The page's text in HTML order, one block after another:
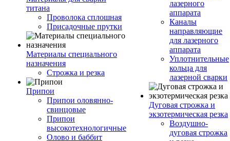
титана
Проволока сплошная
Присадочные прутки
Материалы специального
назначения
Строжка и резка
Припои
Припои оловянно-
свинцовые
Припои
высокотехнологичные
Олово и баббит
лазерного
аппарата
Каналы
направляющие
для лазерного
аппарата
Уплотнительные
кольца для
лазерной сварки
Дуговая строжка и
экзотермическая резка
Воздушно-
дуговая строжка